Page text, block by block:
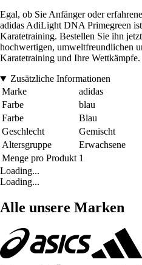
Egal, ob Sie Anfänger oder
adidas AdiLight DNA Primegreen
Karatetraining. Bestellen Sie ihn
hochwertigen, umweltfreundlichen
Karatetraining und Ihre Wettkämpfe.
Zusätzliche Informationen
Marke
adidas
Farbe
blau
Farbe
Blau
Geschlecht
Gemischt
Altersgruppe
Erwachsene
Menge pro Produkt 1
Loading...
Loading...
Alle unsere Marken